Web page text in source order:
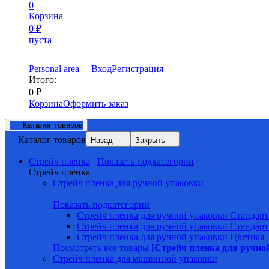
0
Корзина
0 ₽
пуста
Personal area ВходРегистрация
Итого:
0 ₽
КорзинаОформить заказ
Каталог товаров
Каталог товаров Назад Закрыть
Стрейч пленка
Показать подкатегории
Стрейч пленка
Стрейч пленка для ручной упаковки
Показать подкатегории
Стрейч пленка для ручной упаковки
Стрейч пленка для ручной упаковки
Стрейч пленка для ручной упаковки Цветная
Посмотреть все товары [Стрейч пленка для
Стрейч пленка для машинной упаковки